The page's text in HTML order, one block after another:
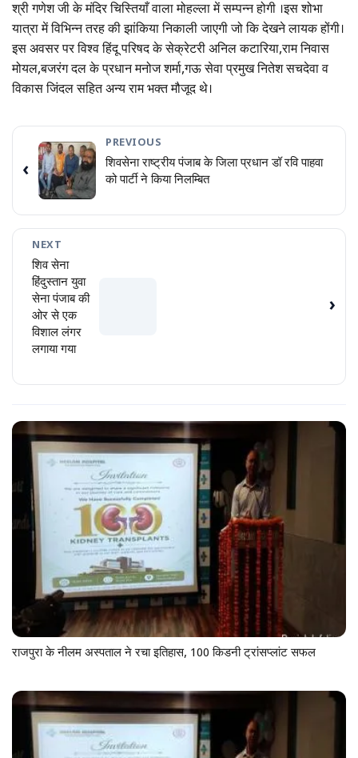
श्री गणेश जी के मंदिर चिस्तियाँ वाला मोहल्ला में सम्पन्न होगी ।इस शोभा
यात्रा में विभिन्न तरह की झांकिया निकाली जाएगी जो कि देखने लायक होंगी।
इस अवसर पर विश्व हिंदू परिषद के सेक्रेटरी अनिल कटारिया,राम निवास
मोयल,बजरंग दल के प्रधान मनोज शर्मा,गऊ सेवा प्रमुख नितेश सचदेवा व
विकास जिंदल सहित अन्य राम भक्त मौजूद थे।
‹
PREVIOUS
शिवसेना राष्ट्रीय पंजाब के जिला प्रधान डॉ रवि पाहवा
को पार्टी ने किया निलम्बित
NEXT
शिव सेना
हिंदुस्तान युवा
सेना पंजाब की
ओर से एक
विशाल लंगर
लगाया गया
›
राजपुरा के नीलम अस्पताल ने रचा इतिहास, 100 किडनी ट्रांसप्लांट सफल